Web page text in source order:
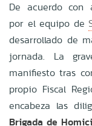
De acuerdo con
por el equipo de
desarrollado de
jornada. La
manifiesto tras
propio Fiscal
encabeza las
Brigada de